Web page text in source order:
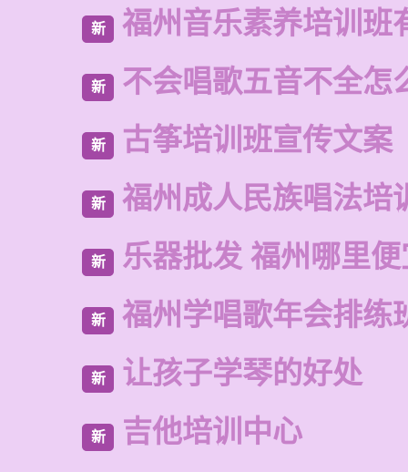
新 福州音乐素养培训班
新 不会唱歌五音不全怎
新 古筝培训班宣传文案
新 福州成人民族唱法培
新 乐器批发 福州哪里
新 福州学唱歌年会排练
新 让孩子学琴的好处
新 吉他培训中心